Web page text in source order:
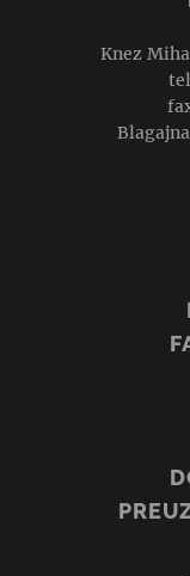
Knez